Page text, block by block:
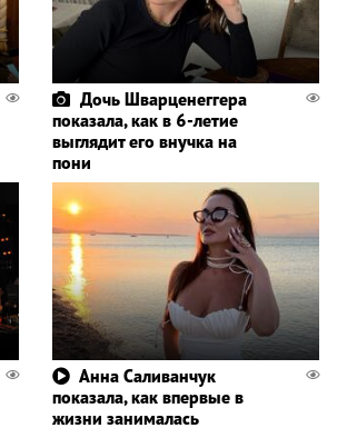
Дочь Шварценеггера
показала, как в 6-летие
выглядит его внучка на
пони
Анна Саливанчук
показала, как впервые в
жизни занималась